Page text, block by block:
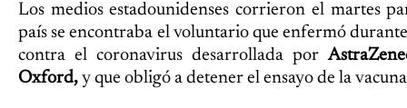
Los medios estadounidenses corrieron el martes
país se encontraba el voluntario que enfermó
contra el coronavirus desarrollada por
Oxford, y que obligó a detener el ensayo de la